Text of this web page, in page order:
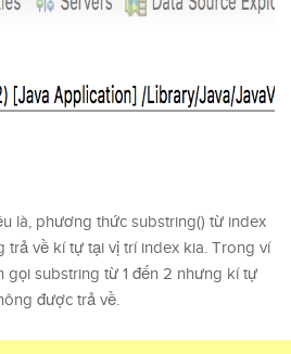
là, phương thức substring() từ index
trả về kí tự tại vị trí index kia. Trong ví
gọi substring từ 1 đến 2 nhưng kí tự
được trả về.